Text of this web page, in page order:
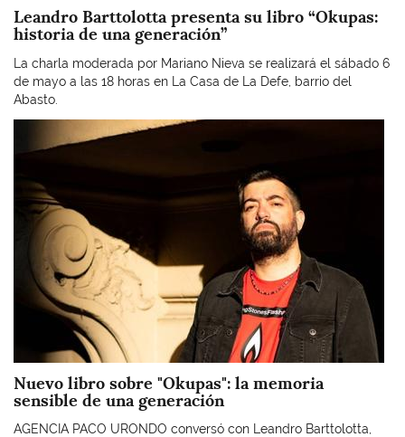
Leandro Barttolotta presenta su libro “Okupas:
historia de una generación”
La charla moderada por Mariano Nieva se realizará el sábado 6
de mayo a las 18 horas en La Casa de La Defe, barrio del
Abasto.
Nuevo libro sobre "Okupas": la memoria
sensible de una generación
AGENCIA PACO URONDO conversó con Leandro Barttolotta,